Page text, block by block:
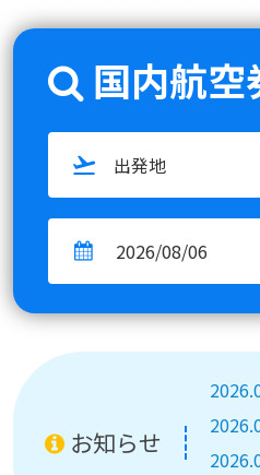
国内航空
お知らせ